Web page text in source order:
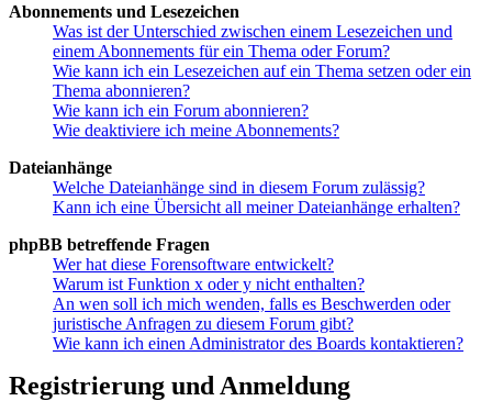
Abonnements und Lesezeichen
Was ist der Unterschied zwischen einem Lesezeichen und
einem Abonnements für ein Thema oder Forum?
Wie kann ich ein Lesezeichen auf ein Thema setzen oder ein
Thema abonnieren?
Wie kann ich ein Forum abonnieren?
Wie deaktiviere ich meine Abonnements?
Dateianhänge
Welche Dateianhänge sind in diesem Forum zulässig?
Kann ich eine Übersicht all meiner Dateianhänge erhalten?
phpBB betreffende Fragen
Wer hat diese Forensoftware entwickelt?
Warum ist Funktion x oder y nicht enthalten?
An wen soll ich mich wenden, falls es Beschwerden oder
juristische Anfragen zu diesem Forum gibt?
Wie kann ich einen Administrator des Boards kontaktieren?
Registrierung und Anmeldung